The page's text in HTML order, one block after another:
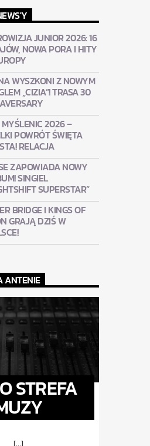
JUNIOR 2026: 16
NOWA PORA I HITY
WYSZKONI Z NOWYM
„CIZIA”! TRASA 30
2026 –
POWRÓT ŚWIĘTA
RELACJA
ZAPOWIADA NOWY
SINGIEL
SUPERSTAR”
BRIDGE I KINGS OF
GRAJĄ DZIŚ W
ANTENIE
STREFA
[...]